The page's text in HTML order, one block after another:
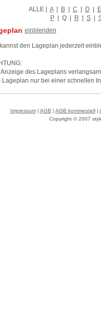
ALLE| A | B | C | D | E
P | Q | R | S |
einblenden
den Lageplan jederzeit
Anzeige des Lageplans
Lageplan nur bei einer schnellen
Impressum| AGB | AGB kommerziell|
Copyright © 2007